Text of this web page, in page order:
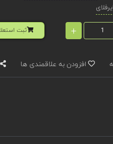
+ ثبت
افزودن به علاقمندی ها